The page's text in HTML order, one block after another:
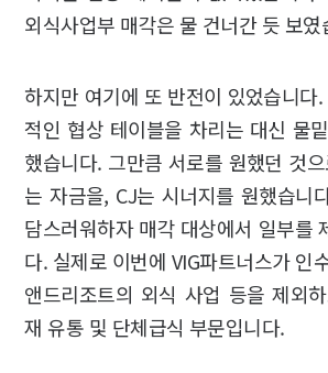
외식사업부 매각은 물 건너간 듯 보였
하지만 여기에 또 반전이 있었습니다
적인 협상 테이블을 차리는 대신 물
했습니다. 그만큼 서로를 원했던 것
는 자금을, CJ는 시너지를 원했습니
담스러워하자 매각 대상에서 일부를
다. 실제로 이번에 VIG파트너스가 인
앤드리조트의 외식 사업 등을 제외
재 유통 및 단체급식 부문입니다.